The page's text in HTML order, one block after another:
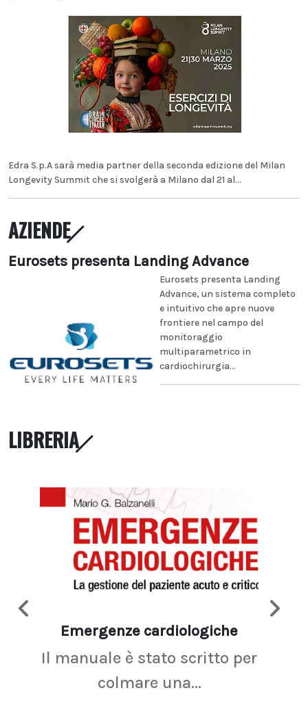
Edra S.p.A sarà media partner della seconda edizione del Milan
Longevity Summit che si svolgerà a Milano dal 21 al...
AZIENDE
Eurosets presenta Landing Advance
Eurosets presenta Landing
Advance, un sistema completo
e intuitivo che apre nuove
frontiere nel campo del
monitoraggio
multiparametrico in
cardiochirurgia...
LIBRERIA
Emergenze cardiologiche
Il manuale è stato scritto per
colmare una...